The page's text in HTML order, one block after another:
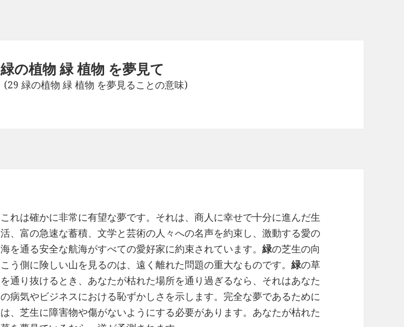
緑の植物 緑 植物 を夢見て
(29 緑の植物 緑 植物 を夢見ることの意味)
これは確かに非常に有望な夢です。それは、商人に幸せで十分に進んだ生
活、富の急速な蓄積、文学と芸術の人々への名声を約束し、激動する愛の
海を通る安全な航海がすべての愛好家に約束されています。緑の芝生の向
こう側に険しい山を見るのは、遠く離れた問題の重大なものです。緑の草
を通り抜けるとき、あなたが枯れた場所を通り過ぎるなら、それはあなた
の病気やビジネスにおける恥ずかしさを示します。完全な夢であるために
は、芝生に障害物や傷がないようにする必要があります。あなたが枯れた